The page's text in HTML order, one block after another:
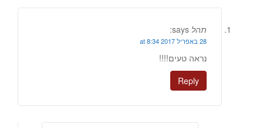
תהל says:
28 באפריל 2017 at 8:34
נראה טעים!!!!
Reply